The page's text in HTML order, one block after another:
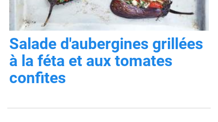
Salade d'aubergines grillées
à la féta et aux tomates
confites